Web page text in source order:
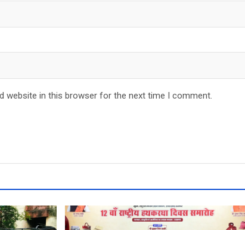
website in this browser for the next time I comment.